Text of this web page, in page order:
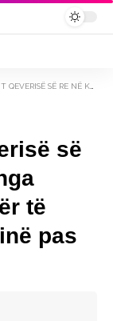
NUK KA VOTAT PËR TË KRIJUAR E VETME QEVERINË PAS ZGJEDHJEVE
së
të
pas